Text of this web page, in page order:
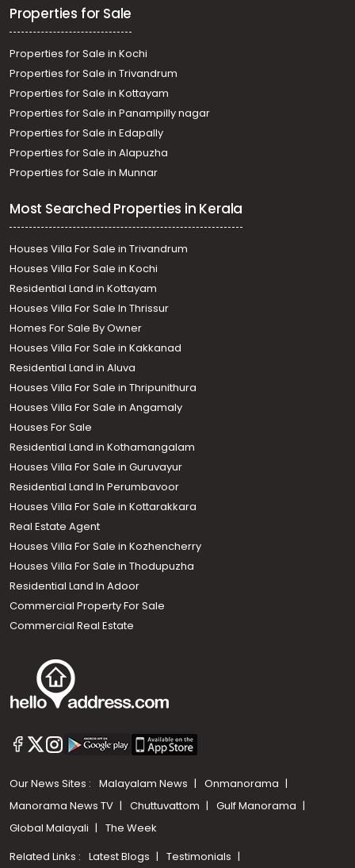
Properties for Sale
Properties for Sale in Kochi
Properties for Sale in Trivandrum
Properties for Sale in Kottayam
Properties for Sale in Panampilly nagar
Properties for Sale in Edapally
Properties for Sale in Alapuzha
Properties for Sale in Munnar
Most Searched Properties in Kerala
Houses Villa For Sale in Trivandrum
Houses Villa For Sale in Kochi
Residential Land in Kottayam
Houses Villa For Sale In Thrissur
Homes For Sale By Owner
Houses Villa For Sale in Kakkanad
Residential Land in Aluva
Houses Villa For Sale in Thripunithura
Houses Villa For Sale in Angamaly
Houses For Sale
Residential Land in Kothamangalam
Houses Villa For Sale in Guruvayur
Residential Land In Perumbavoor
Houses Villa For Sale in Kottarakkara
Real Estate Agent
Houses Villa For Sale in Kozhencherry
Houses Villa For Sale in Thodupuzha
Residential Land In Adoor
Commercial Property For Sale
Commercial Real Estate
Our News Sites : Malayalam News
Onmanorama
Manorama News TV
Chuttuvattom
Gulf Manorama
Global Malayali
The Week
Related Links : Latest Blogs Testimonials